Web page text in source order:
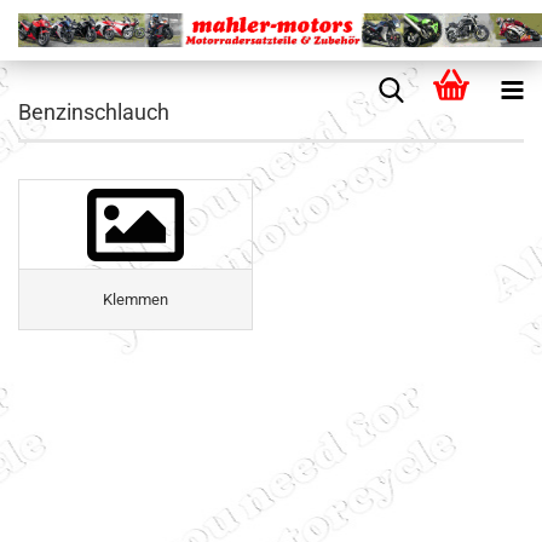
Benzinschlauch
Klemmen